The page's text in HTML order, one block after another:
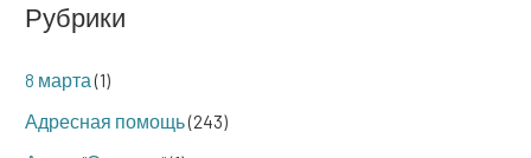
Рубрики
8 марта(1)
Адресная помощь(243)